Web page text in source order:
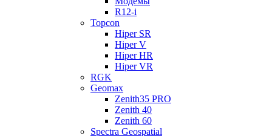
R12-i
Topcon
Hiper SR
Hiper V
Hiper HR
Hiper VR
RGK
Geomax
Zenith35 PRO
Zenith 40
Zenith 60
Spectra Geospatial